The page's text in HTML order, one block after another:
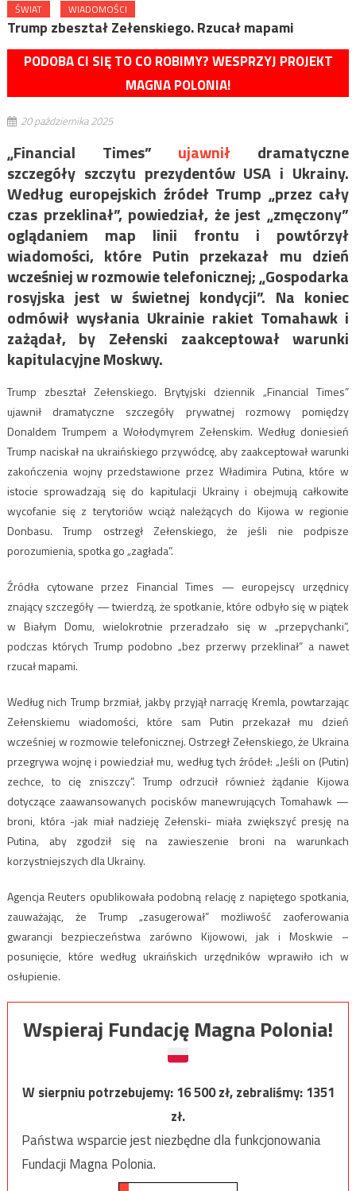
ŚWIAT WIADOMOŚCI
Trump zbeształ Zełenskiego. Rzucał mapami
PODOBA CI SIĘ TO CO ROBIMY? WESPRZYJ PROJEKT
MAGNA POLONIA!
20 października 2025
„Financial Times” ujawnił dramatyczne
szczegóły szczytu prezydentów USA i Ukrainy.
Według europejskich źródeł Trump „przez cały
czas przeklinał”, powiedział, że jest „zmęczony”
oglądaniem map linii frontu i powtórzył
wiadomości, które Putin przekazał mu dzień
wcześniej w rozmowie telefonicznej; „Gospodarka
rosyjska jest w świetnej kondycji”. Na koniec
odmówił wysłania Ukrainie rakiet Tomahawk i
zażądał, by Zełenski zaakceptował warunki
kapitulacyjne Moskwy.
Trump zbeształ Zełenskiego. Brytyjski dziennik „Financial Times”
ujawnił dramatyczne szczegóły prywatnej rozmowy pomiędzy
Donaldem Trumpem a Wołodymyrem Zełenskim. Według doniesień
Trump naciskał na ukraińskiego przywódcę, aby zaakceptował warunki
zakończenia wojny przedstawione przez Władimira Putina, które w
istocie sprowadzają się do kapitulacji Ukrainy i obejmują całkowite
wycofanie się z terytoriów wciąż należących do Kijowa w regionie
Donbasu. Trump ostrzegł Zełenskiego, że jeśli nie podpisze
porozumienia, spotka go „zagłada”.
Źródła cytowane przez Financial Times — europejscy urzędnicy
znający szczegóły — twierdzą, że spotkanie, które odbyło się w piątek
w Białym Domu, wielokrotnie przeradzało się w „przepychanki”,
podczas których Trump podobno „bez przerwy przeklinał” a nawet
rzucał mapami.
Według nich Trump brzmiał, jakby przyjął narrację Kremla, powtarzając
Zełenskiemu wiadomości, które sam Putin przekazał mu dzień
wcześniej w rozmowie telefonicznej. Ostrzegł Zełenskiego, że Ukraina
przegrywa wojnę i powiedział mu, według tych źródeł: „Jeśli on (Putin)
zechce, to cię zniszczy”. Trump odrzucił również żądanie Kijowa
dotyczące zaawansowanych pocisków manewrujących Tomahawk —
broni, która -jak miał nadzieję Zełenski- miała zwiększyć presję na
Putina, aby zgodził się na zawieszenie broni na warunkach
korzystniejszych dla Ukrainy.
Agencja Reuters opublikowała podobną relację z napiętego spotkania,
zauważając, że Trump „zasugerował” możliwość zaoferowania
gwarancji bezpieczeństwa zarówno Kijowowi, jak i Moskwie –
posunięcie, które według ukraińskich urzędników wprawiło ich w
osłupienie.
Wspieraj Fundację Magna Polonia!
W sierpniu potrzebujemy:16 500zł, zebraliśmy:1351
zł.
Państwa wsparcie jest niezbędne dla funkcjonowania
Fundacji Magna Polonia.